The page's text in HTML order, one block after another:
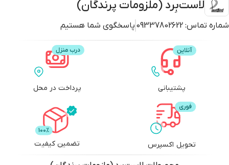
طول عمر این
این کالا با اخذ استاندارد های لازم در مدرن ترین کارخانجات تولید شده است
لاست‌بِرد (ملزومات پرندگان)
شماره تماس: 09337802622 پاسخگوی شما هستیم
پشتیبانی پرداخت در محل
تحویل اکسپرس تضمین کیفیت